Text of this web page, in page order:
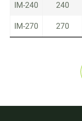
IM-240 240
IM-270 270